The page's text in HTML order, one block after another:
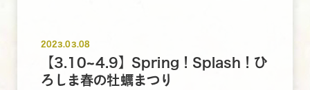
2023.03.08
【3.10~4.9】Spring！Splash！ひ
ろしま春の牡蠣まつり